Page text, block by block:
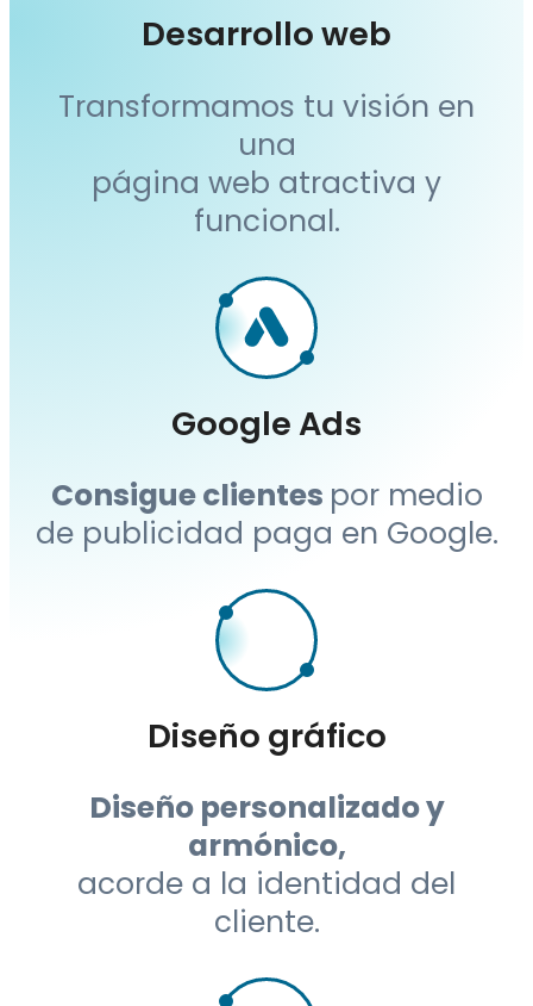
Transformamos tu visión en
página web atractiva y
funcional.
Google Ads
Consigue clientespor medio
Diseño gráfico
Diseño personalizado y
acorde a la identidad del
cliente.